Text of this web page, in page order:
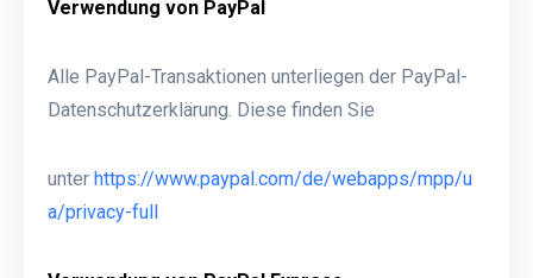
Verwendung von PayPal
Alle PayPal-Transaktionen unterliegen der PayPal-
Datenschutzerklärung. Diese finden Sie
unter https://www.paypal.com/de/webapps/mpp/u
a/privacy-full